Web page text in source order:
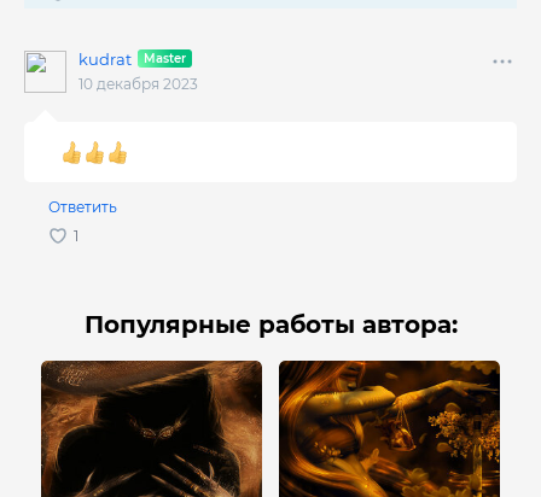
kudrat
10 декабря 2023
Ответить
Популярные работы автора: